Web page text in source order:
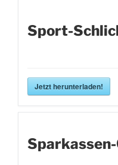
Sport-
Jetzt herunterladen!